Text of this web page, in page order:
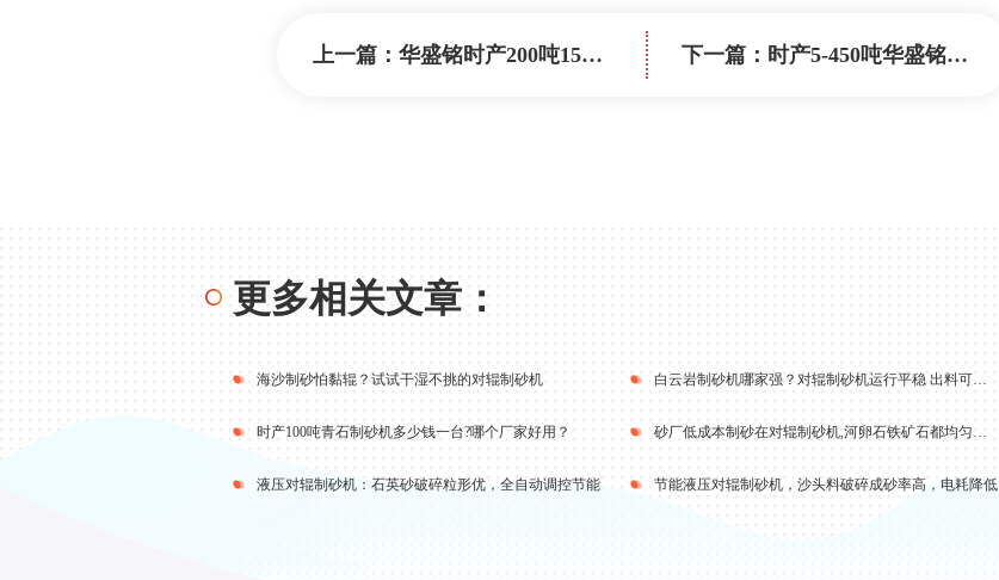
上一篇： 华盛铭时产200吨1510型全液压对辊制砂机最省时省力 下一篇： 时产5-450吨华盛铭对辊制砂机如何选型？（附技术参数）
更多相关文章：
海沙制砂怕黏辊？试试干湿不挑的对辊制砂机 白云岩制砂机哪家强？对辊制砂机运行平稳 出料可调脱颖而出
时产100吨青石制砂机多少钱一台?哪个厂家好用？ 砂厂低成本制砂在对辊制砂机,河卵石铁矿石都均匀出料
液压对辊制砂机：石英砂破碎粒形优，全自动调控节能 节能液压对辊制砂机，沙头料破碎成砂率高，电耗降低